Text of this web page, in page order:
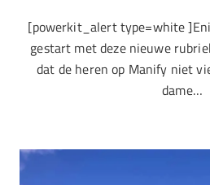
[powerkit_alert type=white
gestart met deze nieuwe
dat de heren op Manify niet
dame…